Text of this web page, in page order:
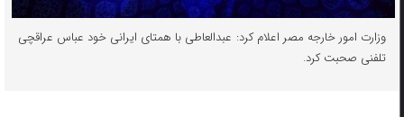
وزارت امور خارجه مصر اعلام کرد: عبدالعاطی با همتای ایرانی خود عباس عراقچی
تلفنی صحبت کرد.